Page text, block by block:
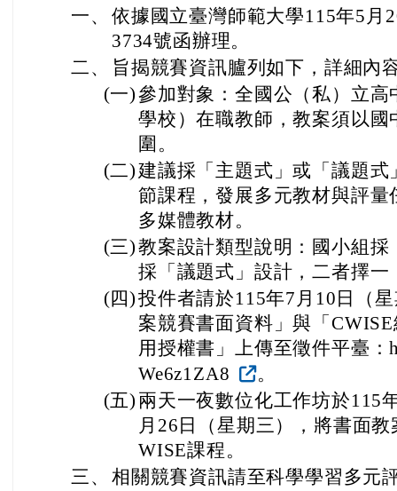
一、 依據國立臺灣師範大學115年5月
3734號函辦理。
二、
旨揭競賽資訊臚列如下，詳細內
(一)參加對象：全國公（私）立
學校）在職教師，教案須以
圍。
(二)建議採「主題式」或「議題
節課程，發展多元教材與評
多媒體教材。
(三)教案設計類型說明：國小組
採「議題式」設計，二者擇一
(四)投件者請於115年7月10日（
案競賽書面資料」與「
用授權書」上傳至徵件平臺
We6z1ZA8
。
(五) 兩天一夜數位化工作坊於115
月26日（星期三），將書面
WISE課程。
三、 相關競賽資訊請至科學學習多元